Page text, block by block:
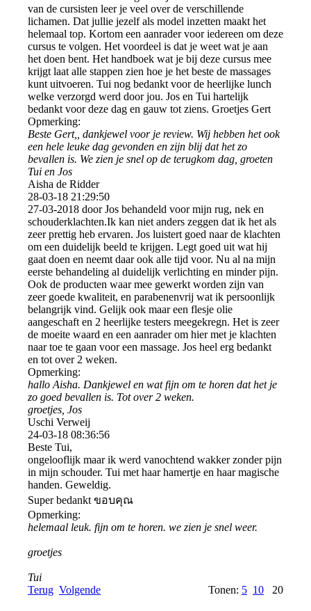
van de cursisten leer je veel over de verschillende
lichamen. Dat jullie jezelf als model inzetten maakt het
helemaal top. Kortom een aanrader voor iedereen om deze
cursus te volgen. Het voordeel is dat je weet wat je aan
het doen bent. Het handboek wat je bij deze cursus mee
krijgt laat alle stappen zien hoe je het beste de massages
kunt uitvoeren. Tui nog bedankt voor de heerlijke lunch
welke verzorgd werd door jou. Jos en Tui hartelijk
bedankt voor deze dag en gauw tot ziens. Groetjes Gert
Opmerking:
Beste Gert,, dankjewel voor je review. Wij hebben het ook
een hele leuke dag gevonden en zijn blij dat het zo
bevallen is. We zien je snel op de terugkom dag, groeten
Tui en Jos
Aisha de Ridder
28-03-18 21:29:50
27-03-2018 door Jos behandeld voor mijn rug, nek en
schouderklachten.Ik kan niet anders zeggen dat ik het als
zeer prettig heb ervaren. Jos luistert goed naar de klachten
om een duidelijk beeld te krijgen. Legt goed uit wat hij
gaat doen en neemt daar ook alle tijd voor. Nu al na mijn
eerste behandeling al duidelijk verlichting en minder pijn.
Ook de producten waar mee gewerkt worden zijn van
zeer goede kwaliteit, en parabenenvrij wat ik persoonlijk
belangrijk vind. Gelijk ook maar een flesje olie
aangeschaft en 2 heerlijke testers meegekregn. Het is zeer
de moeite waard en een aanrader om hier met je klachten
naar toe te gaan voor een massage. Jos heel erg bedankt
en tot over 2 weken.
Opmerking:
hallo Aisha. Dankjewel en wat fijn om te horen dat het je
zo goed bevallen is. Tot over 2 weken.
groetjes, Jos
Uschi Verweij
24-03-18 08:36:56
Beste Tui,
ongelooflijk maar ik werd vanochtend wakker zonder pijn
in mijn schouder. Tui met haar hamertje en haar magische
handen. Geweldig.
Super bedankt ขอบคุณ
Opmerking:
helemaal leuk. fijn om te horen. we zien je snel weer.
groetjes
Tui
Terug Volgende Tonen: 5 10 20